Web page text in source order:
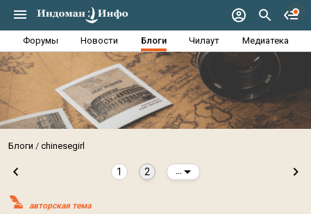
Форумы Новости Блоги Чилаут Медиатека
Блоги chinesegirl
1 2
авторская тема